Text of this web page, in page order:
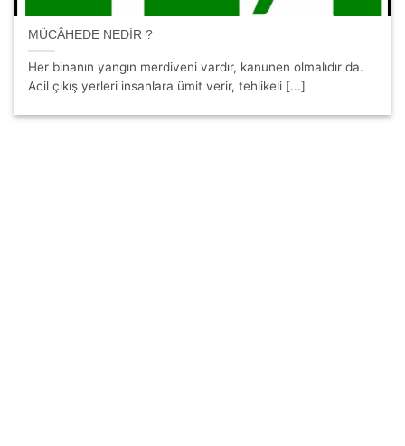
MÜCÂHEDE NEDİR ?
Her binanın yangın merdiveni vardır, kanunen olmalıdır da.
Acil çıkış yerleri insanlara ümit verir, tehlikeli [...]